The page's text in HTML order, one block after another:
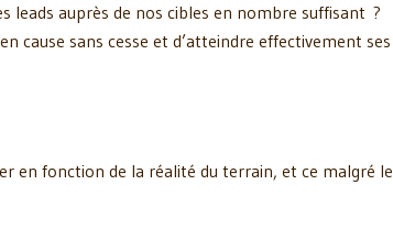
leads auprès de nos cibles en nombre suffisant ?
cause sans cesse et d’atteindre effectivement ses
en fonction de la réalité du terrain, et ce malgré le